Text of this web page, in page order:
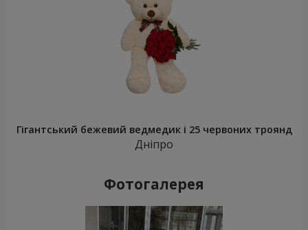
Гігантський бежевий ведмедик і 25 червоних троянд
Дніпро
Фотогалерея